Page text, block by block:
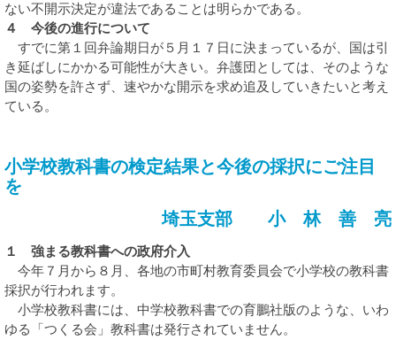
ない不開示決定が違法であることは明らかである。
４ 今後の進行について
すでに第１回弁論期日が５月１７日に決まっているが、国は引
き延ばしにかかる可能性が大きい。弁護団としては、そのような
国の姿勢を許さず、速やかな開示を求め追及していきたいと考え
ている。
小学校教科書の検定結果と今後の採択にご注目
を
埼玉支部 小 林 善 亮
１ 強まる教科書への政府介入
今年７月から８月、各地の市町村教育委員会で小学校の教科書
採択が行われます。
小学校教科書には、中学校教科書での育鵬社版のような、いわ
ゆる「つくる会」教科書は発行されていません。